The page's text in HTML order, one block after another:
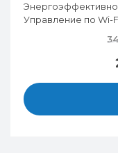
Управление по Wi-